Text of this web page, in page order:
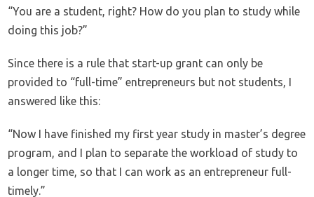
“You are a student, right? How do you plan to study while
doing this job?”
Since there is a rule that start-up grant can only be
provided to “full-time” entrepreneurs but not students, I
answered like this:
“Now I have finished my first year study in master’s degree
program, and I plan to separate the workload of study to
a longer time, so that I can work as an entrepreneur full-
timely.”